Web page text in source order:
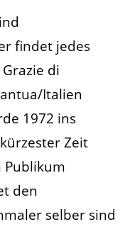
findet jedes
di
Italien
1972 ins
Zeit
Publikum
den
selber sind